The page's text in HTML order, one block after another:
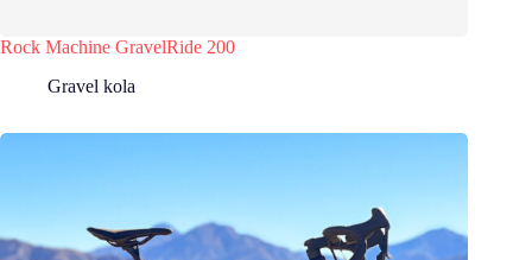
Rock Machine GravelRide 200
Gravel kola